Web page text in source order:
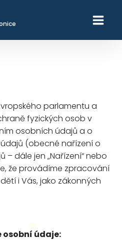
parlamentu a
fyzických osob v
osobních údajů a o
(obecné nařízení o
dále jen „Nařízení“ nebo
že provádíme zpracování
i Vás, jako zákonných
osobní údaje: